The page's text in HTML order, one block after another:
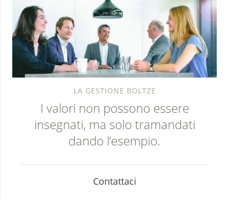
LA GESTIONE BOLTZE
I valori non possono essere
insegnati, ma solo tramandati
dando l’esempio.
Contattaci